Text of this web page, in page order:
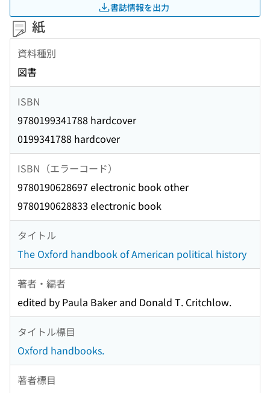
書誌情報を出力
紙
資料種別
図書
ISBN
9780199341788 hardcover
0199341788 hardcover
ISBN（エラーコード）
9780190628697 electronic book other
9780190628833 electronic book
タイトル
The Oxford handbook of American political history
著者・編者
edited by Paula Baker and Donald T. Critchlow.
タイトル標目
Oxford handbooks.
著者標目